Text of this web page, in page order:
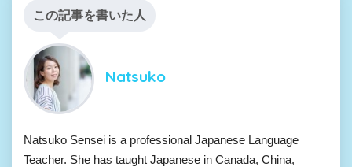
この記事を書いた人
Natsuko
Natsuko Sensei is a professional Japanese Language
Teacher. She has taught Japanese in Canada, China,